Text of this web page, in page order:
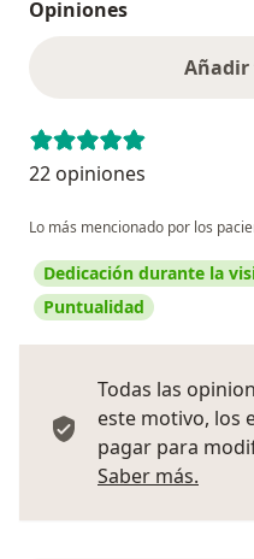
Opiniones
22 opiniones
Lo más mencionado por los
Dedicación durante la
Puntualidad
Todas las
este motivo, los
pagar para
Saber más.